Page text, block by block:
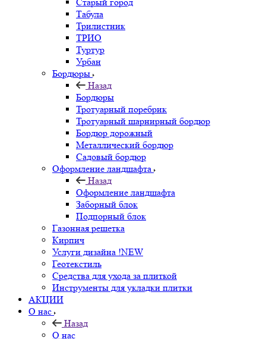
Табула
Трилистник
ТРИО
Туртур
Урбан
Бордюры
Назад
Бордюры
Тротуарный поребрик
Тротуарный шарнирный бордюр
Бордюр дорожный
Металлический бордюр
Садовый бордюр
Оформление ландшафта
Назад
Оформление ландшафта
Заборный блок
Подпорный блок
Газонная решетка
Кирпич
Услуги дизайна !NEW
Геотекстиль
Средства для ухода за плиткой
Инструменты для укладки плитки
АКЦИИ
О нас
Назад
О нас